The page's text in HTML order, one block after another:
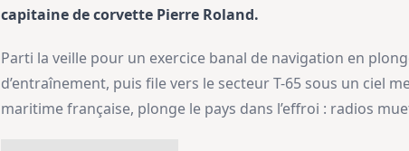
capitaine de corvette Pierre Roland.
Parti la veille pour un exercice banal de navigation en
d’entraînement, puis file vers le secteur T-65 sous un ciel
maritime française, plonge le pays dans l’effroi : radios